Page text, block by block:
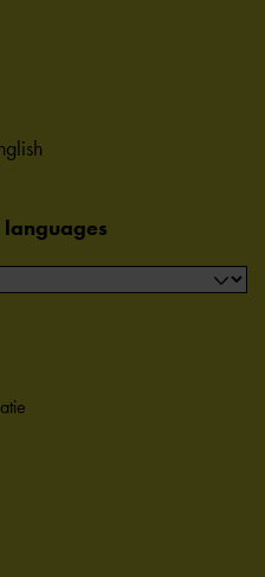
languages